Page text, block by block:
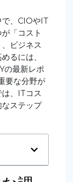
で、CIOやIT
「コスト
ビジネス
るには、
の最新レポ
要な分野が
、ITコス
なステップ